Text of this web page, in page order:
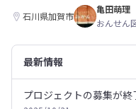
石川県加賀市
亀田萌理
おんせん
最新情報
プロジェクトの募集が終